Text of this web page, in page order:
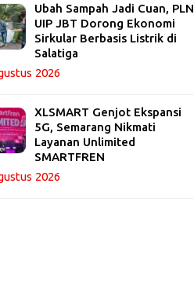
Ubah Sampah Jadi Cuan, PLN
UIP JBT Dorong Ekonomi
Sirkular Berbasis Listrik di
Salatiga
2026
XLSMART Genjot Ekspansi
5G, Semarang Nikmati
Layanan Unlimited
SMARTFREN
2026